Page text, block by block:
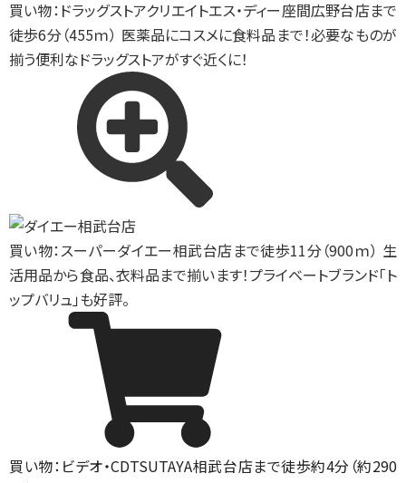
買い物：ドラッグストアクリエイトエス・ディー座間広野台店まで
徒歩6分（455ｍ） 医薬品にコスメに食料品まで！必要なものが
揃う便利なドラッグストアがすぐ近くに！
買い物：スーパーダイエー相武台店まで徒歩11分（900ｍ） 生
活用品から食品、衣料品まで揃います！プライベートブランド「ト
ップバリュ」も好評。
買い物：ビデオ・CDTSUTAYA相武台店まで徒歩約4分（約290